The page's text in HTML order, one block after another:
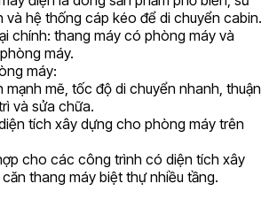
và hệ thống cáp kéo để di chuyển cabin.
chính: thang máy có phòng máy và
máy.
máy:
mạnh mẽ, tốc độ di chuyển nhanh, thuận
và sửa chữa.
tích xây dựng cho phòng máy trên
cho các công trình có diện tích xây
thang máy biệt thự nhiều tầng.